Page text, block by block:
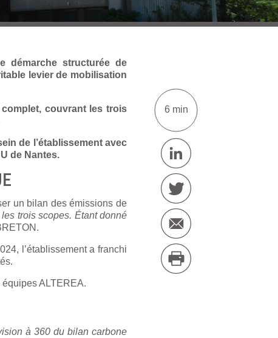
6 min
démarche structurée de
levier de mobilisation
couvrant les trois
de l’établissement avec
de Nantes.
un bilan des émissions de
trois scopes. Étant donné
l’établissement a franchi
équipes ALTEREA.
à 360 du bilan carbone